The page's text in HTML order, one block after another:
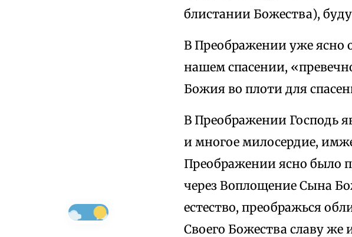
блистании Божества),
В Преображении уже ясно
нашем спасении,
Божия во плоти для
В Преображении Господь
и многое милосердие,
Преображении ясно было
через Воплощение Сына
естество, преображься
Своего Божества славу же